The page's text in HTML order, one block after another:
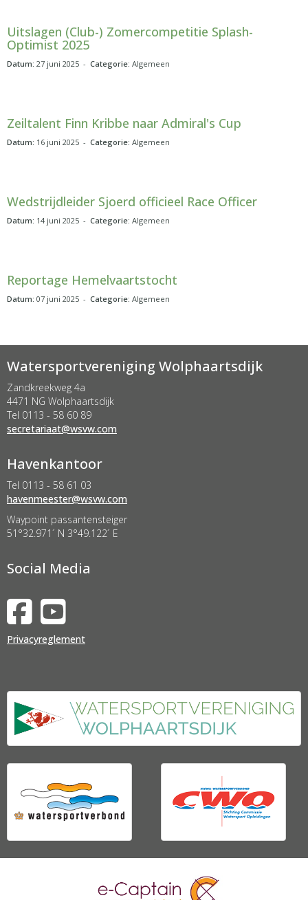
Uitslagen (Club-) Zomercompetitie Splash-
Optimist 2025
Datum: 27 juni 2025 - Categorie: Algemeen
Zeiltalent Finn Kribbe naar Admiral's Cup
Datum: 16 juni 2025 - Categorie: Algemeen
Wedstrijdleider Sjoerd officieel Race Officer
Datum: 14 juni 2025 - Categorie: Algemeen
Reportage Hemelvaartstocht
Datum: 07 juni 2025 - Categorie: Algemeen
Watersportvereniging Wolphaartsdijk
Zandkreekweg 4a
4471 NG Wolphaartsdijk
Tel 0113 - 58 60 89
taairaterces@wsvw.com
Havenkantoor
Tel 0113 - 58 61 03
retseemnevah@wsvw.com
Waypoint passantensteiger
51°32.971´ N 3°49.122´ E
Social Media
Privacyreglement